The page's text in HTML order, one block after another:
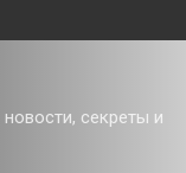
секреты и